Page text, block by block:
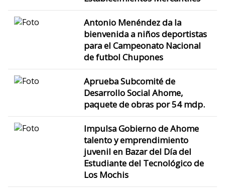
Antonio Menéndez da la
bienvenida a niños deportistas
para el Campeonato Nacional
de futbol Chupones
Aprueba Subcomité de
Desarrollo Social Ahome,
paquete de obras por 54 mdp.
Impulsa Gobierno de Ahome
talento y emprendimiento
juvenil en Bazar del Día del
Estudiante del Tecnológico de
Los Mochis